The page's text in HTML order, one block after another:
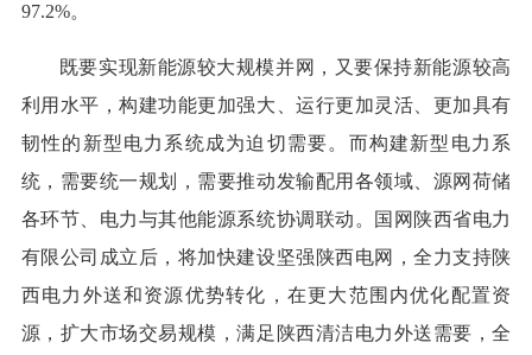
97.2%。
既要实现新能源较大规模并网，又要保持新能源较高
利用水平，构建功能更加强大、运行更加灵活、更加具有
韧性的新型电力系统成为迫切需要。而构建新型电力系
统，需要统一规划，需要推动发输配用各领域、源网荷储
各环节、电力与其他能源系统协调联动。国网陕西省电力
有限公司成立后，将加快建设坚强陕西电网，全力支持陕
西电力外送和资源优势转化，在更大范围内优化配置资
源，扩大市场交易规模，满足陕西清洁电力外送需要，全